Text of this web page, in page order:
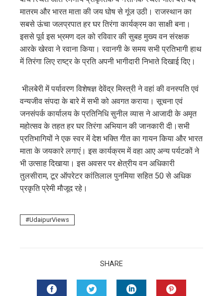
मातरम और भारत माता की जय घोष से गूंज उठी। राजस्थान का
सबसे ऊंचा जलप्रपात हर घर तिरंगा कार्यक्रम का साक्षी बना।
इससे पूर्व इस भ्रमण दल को रविवार की सुबह मुख्य वन संरक्षक
आरके खेरवा ने रवाना किया। रवानगी के समय सभी प्रतिभागी हाथ
में तिरंगा लिए राष्ट्र के प्रति अपनी भागीदारी निभाते दिखाई दिए।
भीलबेरी में पर्यावरण विशेषज्ञ देवेंद्र मिस्त्री ने वहां की वनस्पति एवं
वन्यजीव संपदा के बारे में सभी को अवगत कराया। सूचना एवं
जनसंपर्क कार्यालय के प्रतिनिधि सुनील व्यास ने आजादी के अमृत
महोत्सव के तहत हर घर तिरंगा अभियान की जानकारी दी।सभी
प्रतिभागियों ने एक स्वर में देश भक्ति गीत का गायन किया और भारत
माता के जयकारे लगाएं। इस कार्यक्रम में वहा आए अन्य पर्यटकों ने
भी उत्साह दिखाया। इस अवसर पर क्षेत्रीय वन अधिकारी
तुलसीराम, टूर ऑपरेटर कांतिलाल पुनमिया सहित 50 से अधिक
प्रकृति प्रेमी मौजूद रहे।
UdaipurViews
SHARE